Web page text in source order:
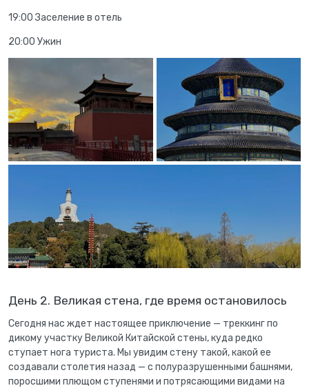
19:00 Заселение в отель
20:00 Ужин
День 2. Великая стена, где время остановилось
Сегодня нас ждет настоящее приключение — треккинг по
дикому участку Великой Китайской стены, куда редко
ступает нога туриста. Мы увидим стену такой, какой ее
создавали столетия назад — с полуразрушенными башнями,
поросшими плющом ступенями и потрясающими видами на